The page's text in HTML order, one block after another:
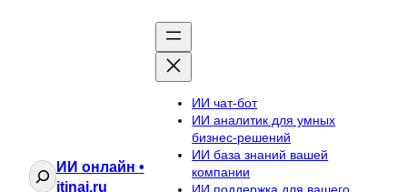
ПоискИИ онлайн •
itinai.ru
ИИ чат-бот
ИИ аналитик для умных
бизнес-решений
ИИ база знаний вашей
компании